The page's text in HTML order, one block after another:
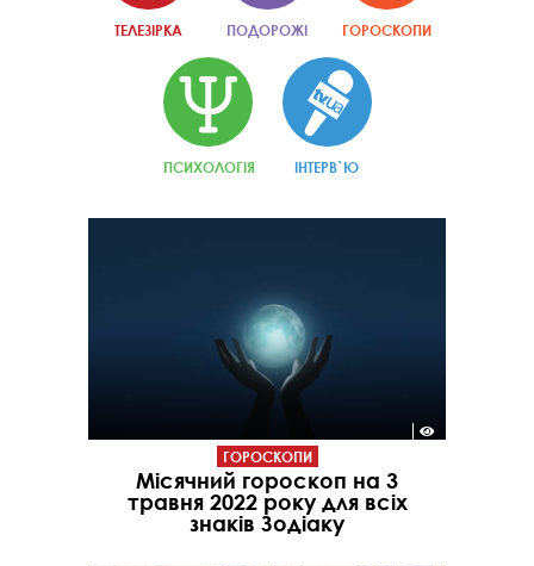
ТЕЛЕЗІРКА ПОДОРОЖІ ГОРОСКОПИ
ПСИХОЛОГІЯ ІНТЕРВ`Ю
ГОРОСКОПИ
Місячний гороскоп на 3
травня 2022 року для всіх
знаків Зодіаку